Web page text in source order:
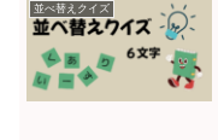
並べ替えクイズ